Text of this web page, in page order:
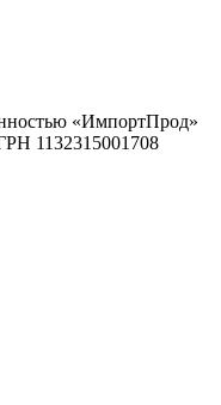
«ИмпортПрод»
1132315001708